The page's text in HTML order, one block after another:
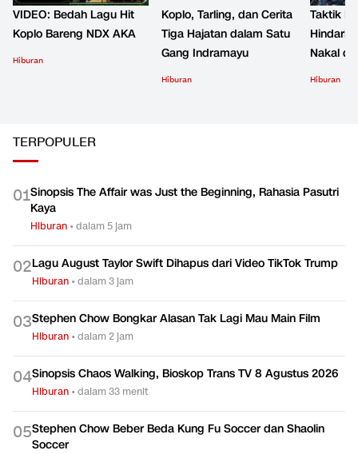
VIDEO: Bedah Lagu Hit
Koplo Bareng NDX AKA
Hiburan
Koplo, Tarling, dan Cerita
Tiga Hajatan dalam Satu
Gang Indramayu
Hiburan
Taktik
Hindari
Nakal
Hiburan
TERPOPULER
01Sinopsis The Affair was Just the Beginning, Rahasia Pasutri
Kaya
Hiburan •dalam 5 jam
02Lagu August Taylor Swift Dihapus dari Video TikTok Trump
Hiburan •dalam 3 jam
03Stephen Chow Bongkar Alasan Tak Lagi Mau Main Film
Hiburan •dalam 2 jam
04Sinopsis Chaos Walking, Bioskop Trans TV 8 Agustus 2026
Hiburan •dalam 33 menit
05Stephen Chow Beber Beda Kung Fu Soccer dan Shaolin
Soccer